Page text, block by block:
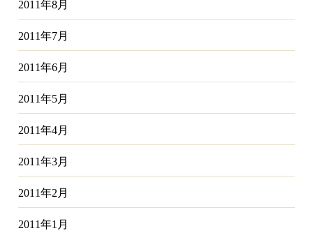
2011年8月
2011年7月
2011年6月
2011年5月
2011年4月
2011年3月
2011年2月
2011年1月